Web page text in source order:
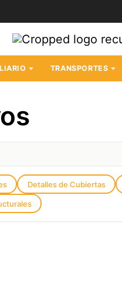
TRANSPORTES
Detalles de Cubiertas